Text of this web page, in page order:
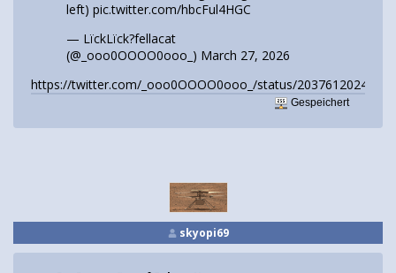
left) pic.twitter.com/hbcFul4HGC
— LїckLїck?fellacat
(@_ooo0OOOO0ooo_) March 27, 2026
https://twitter.com/_ooo0OOOO0ooo_/status/
Gespeichert
skyopi69